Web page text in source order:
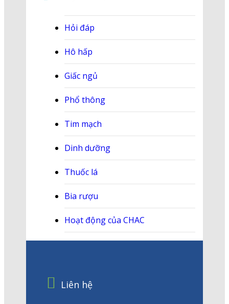
Hỏi đáp
Hô hấp
Giấc ngủ
Phổ thông
Tim mạch
Dinh dưỡng
Thuốc lá
Bia rượu
Hoạt động của CHAC
Liên hệ